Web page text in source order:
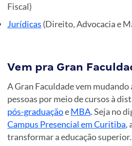
Fiscal)
Jurídicas (Direito, Advocacia e
Vem pra Gran
A Gran Faculdade vem mudando
pessoas por meio de cursos à
pós-graduaçãoeMBA. Seja no
Campus Presencial em Curitiba,
transformar a educação superior.